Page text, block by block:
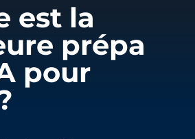
est la
prépa
pour